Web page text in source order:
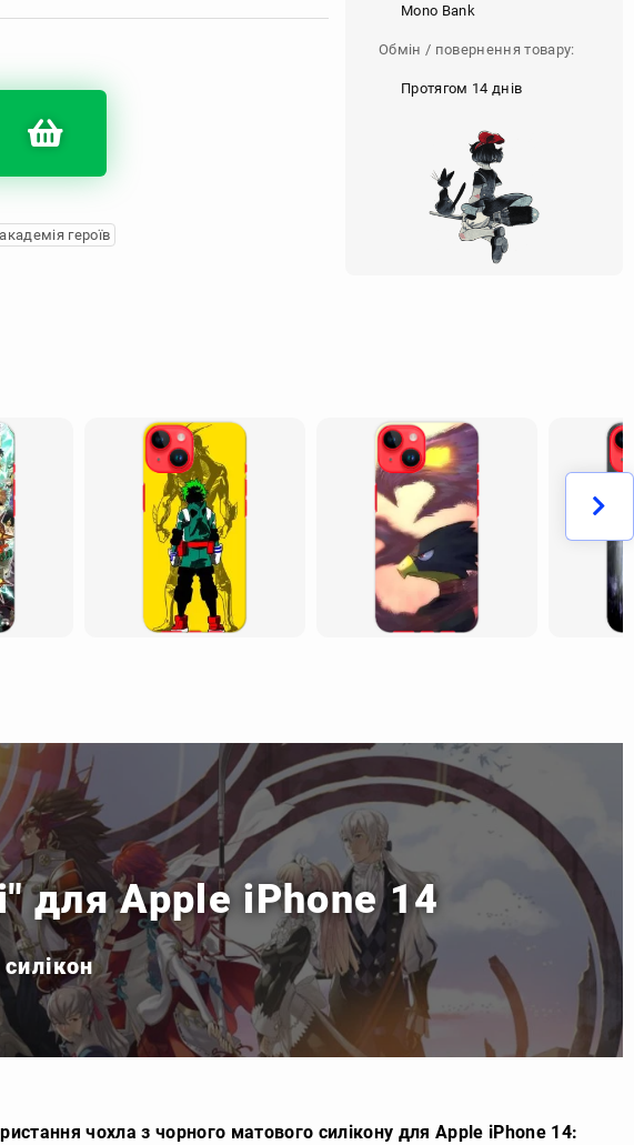
героїв
Mono Bank
Обмін / повернення товару:
Протягом 14 днів
для Apple iPhone 14
чохла з чорного матового силікону для Apple iPhone 14: